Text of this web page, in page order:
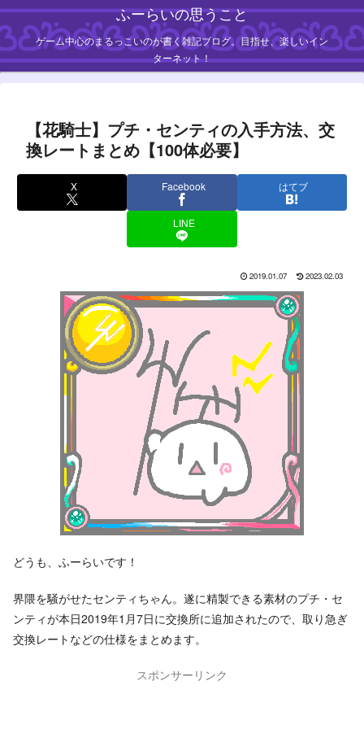
ふーらいの思うこと
ゲーム中心のまるっこいのが書く雑記ブログ。目指せ、楽しいイン
ターネット！
【花騎士】プチ・センティの入手方法、交
換レートまとめ【100体必要】
X Facebook はてブ
LINE
2019.01.07 2023.02.03
どうも、ふーらいです！
界隈を騒がせたセンティちゃん。遂に精製できる素材のプチ・セ
ンティが本日2019年1月7日に交換所に追加されたので、取り急ぎ
交換レートなどの仕様をまとめます。
スポンサーリンク